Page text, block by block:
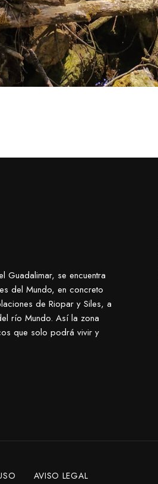
Guadalimar, se encuentra
del Mundo, en concreto
de Riopar y Siles, a
río Mundo. Así la zona
que solo podrá vivir y
AVISO LEGAL